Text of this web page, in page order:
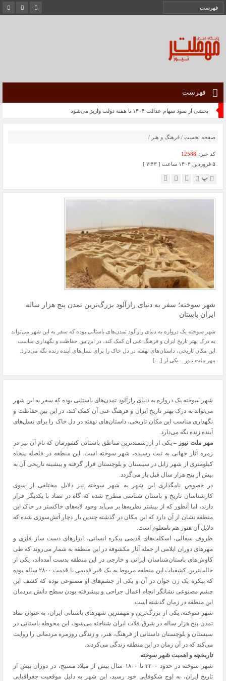
فهرست
بخشی از سود سهام عدالت ۱۴۰۴ تا هفته دولت واریز می‌شود
صفحه نخست / فرهنگ و هنر /
کد خبر: 12588
۵ فروردین ۱۴۰۴ ساعت [ ۷:۴۳ ]
پ
شهر سوخته؛ سفر به دنیای رازآلود بزرگ‌ترین تمدن‌ پنج‌ هزار ساله
ایران باستان
شهر سوخته یک دروازه به دنیای رازآلود تمدن‌های باستانی بوده که سفر به این شهر می‌تواند
به درک بهتر تاریخ ایران و فرهنگ غنی آن کمک کند، در این بین حفاظت و نگهداری مناسب
این مکان تاریخی، داستان‌های نهفته در دل خاک را برای نسل‌های آینده زنده نگه می‌دارد.
مهر ملت نیوز – یکی از […]
شهر سوخته یک دروازه به دنیای رازآلود تمدن‌های باستانی بوده که سفر به این شهر
می‌تواند به درک بهتر تاریخ ایران و فرهنگ غنی آن کمک کند، در این بین حفاظت و
نگهداری مناسب این مکان تاریخی، داستان‌های نهفته در دل خاک را برای نسل‌های
آینده زنده نگه می‌دارد.
مهر ملت نیوز –یکی از ارزشمندترین مناطق باستانی کشورمان که نام آن نیز در
زمره آثار جهانی به ثبت رسیده‌، شهر سوخته است. این منطقه در فاصله پنجاه
کیلومتری از شهر زابل در سیستان و بلوچستان قرار گرفته‌ و پیشینه تاریخی آن به
بیش از پنج هزار سال قبل باز می‌گردد.
در خصوص نامگذاری این شهر به شهر سوخته نیز دلایل مختلفی از سوی
کارشناسان تاریخ و باستان شناسی مطرح شده‌ که گاه در تضاد با یکدیگر قرار
دارند، اما آنطور که از بیشتر نظریه‌ها بر می‌آید وجود لایه‌های خاکستر در خاک این
منطقه نشان از آن دارد که این مکان در گذشته چندین بار دچار آتش‌سوزی شده‌ که
دلایل آن هنوز هم نامعلوم است.
ظروف سفالی، اسکلت‌های قدیمی پیکره انسانی، ابزارهای دست ساز فلزی و
مهرهای دوران ایلامی از جمله آثار مکشوفه در این منطقه به شمار می‌روند که طی
کاوش‌های باستان‌شناسان ایرانی و خارجی در این منطقه بدست آمده‌اند، یکی از
جالب‌ترین کشفیات این منطقه مربوط به یک قبر قدیمی با قدمت ۲۸۰۰ ساله بوده
که پیکره یک زن جوان در آن و یکی از چشم‌های او مصنوعی بوده‌ که کشف این
چشم مصنوعی نشانگر انجام اعمال جراحی و پیشرفته بودن سطح دانش مردمان
این منطقه در زمان گذشته‌ است.
شهر سوخته، یکی از بزرگ‌ترین و مهمترین شهرهای باستانی ایران، به عنوان نماد
تمدن پنج‌ هزار ساله در شرق فلات ایران شناخته می‌شود، این محوطه باستانی در
سیستان و بلوچستان داستانی از فرهنگ، هنر، و زندگی روزمره مردمانی را روایت
می‌کند که در آن زمان در این منطقه زندگی می‌کردند.
تاریخچه و اهمیت شهر سوخته
شهر سوخته در حدود ۳۲۰۰ تا ۱۸۰۰ سال پیش از میلاد مسیح، در دوران پیش از
تاریخ ایران، به اوج شکوفایی خود رسید، این شهر به دلیل موقعیت جغرافیایی